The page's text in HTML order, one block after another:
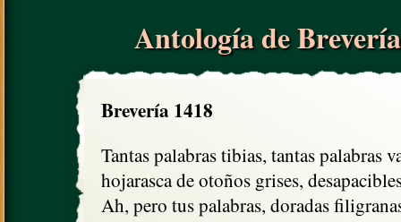
Antología de
Brevería 1418
Tantas palabras tibias, tantas palabras
hojarasca de otoños grises,
Ah, pero tus palabras, doradas